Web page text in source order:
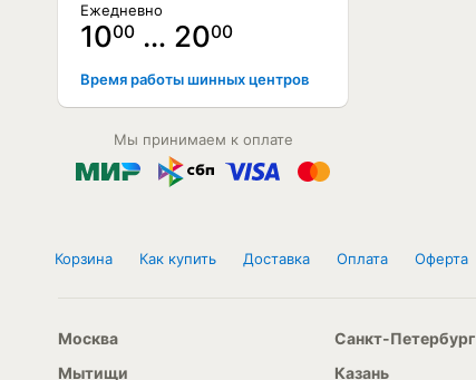
Ежедневно
1000 … 2000
Время работы шинных центров
Мы принимаем к оплате
Корзина Как купить Доставка Оплата Оферта
Москва
Мытищи
Санкт-Петербург
Казань